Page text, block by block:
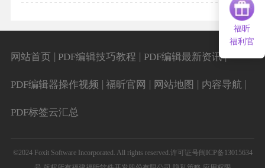
福昕
福利官
网站首页 PDF编辑技巧教程 PDF编辑最新资讯 |
PDF编辑器操作视频 福昕官网 网站地图 内容导航
PDF标签云汇总
©2024 Foxit Software Incorporated. All rights reserved.许可证号闽ICP备13015634